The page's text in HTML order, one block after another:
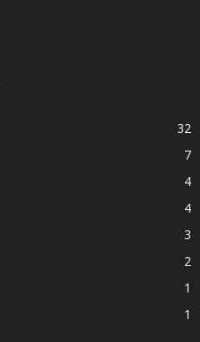
32
7
4
4
3
2
1
1